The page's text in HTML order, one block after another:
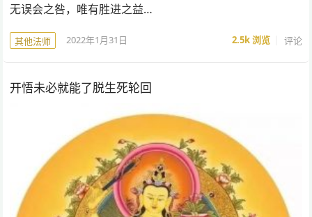
无误会之咎，唯有胜进之益…
其他法师 2022年1月31日 2.5k浏览 评论
开悟未必就能了脱生死轮回